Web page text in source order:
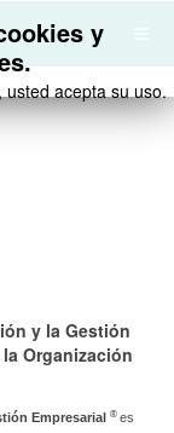
y la Gestión
Organización
Empresarial ® es
y
usted acepta su uso.